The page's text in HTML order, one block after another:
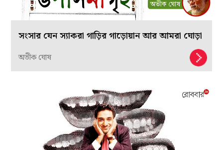
সংসার যেন স্যাকরা গাড়ির গাড়োয়ান আর আমরা ঘোড়া
অভীক ঘোষ